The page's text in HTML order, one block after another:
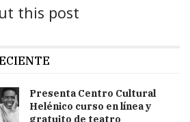
this post
Presenta Centro Cultural
Helénico curso en línea y
gratuito de teatro